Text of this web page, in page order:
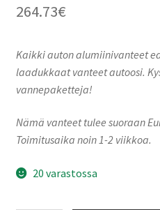
264.73€
Kaikki auton alumiinivanteet
laadukkaat vanteet autoosi.
vannepaketteja!
Nämä vanteet tulee suoraan
Toimitusaika noin 1-2 viikkoa.
20 varastossa